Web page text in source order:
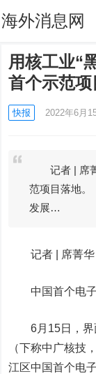
海外消息网
用核工业“
首个示范
快报 2022年6月
记者 | 席
范项目落地
发展…
记者 | 席菁华
中国首个电
6月15日 ，界
（下称中广核技
江区中国首个电